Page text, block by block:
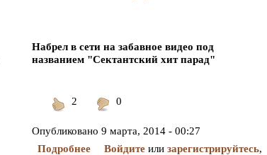
Набрел в сети на забавное видео под
названием "Сектантский хит парад"
2
понравилось
0
Опубликовано 9 марта, 2014 - 00:27
Подробнее
Войдитеили зарегистрируйтесь,